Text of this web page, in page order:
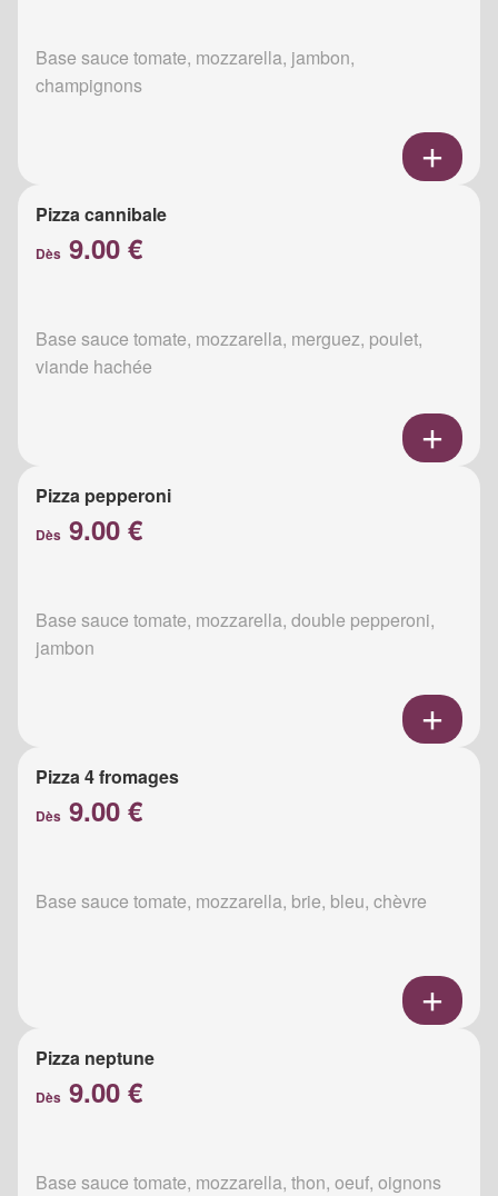
Base sauce tomate, mozzarella, jambon,
champignons
Pizza cannibale
Dès 9.00 €
Base sauce tomate, mozzarella, merguez, poulet,
viande hachée
Pizza pepperoni
Dès 9.00 €
Base sauce tomate, mozzarella, double pepperoni,
jambon
Pizza 4 fromages
Dès 9.00 €
Base sauce tomate, mozzarella, brie, bleu, chèvre
Pizza neptune
Dès 9.00 €
Base sauce tomate, mozzarella, thon, oeuf, oignons